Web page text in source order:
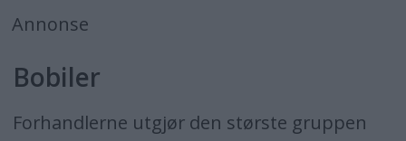
Annonse
Bobiler
Forhandlerne utgjør den største gruppen